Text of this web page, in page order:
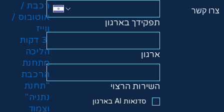
צרו קשר
תפקידך בארגון
ארגון
השירות הרצוי
סדנאות AI בארגון
רכבת /
אוטובוס /
ווייז
3 דקות
הליכה
מתחנת
הרכבת
"תחנת
נתניה"
וצמוד